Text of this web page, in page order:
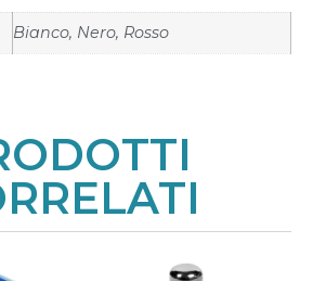
Bianco, Nero, Rosso